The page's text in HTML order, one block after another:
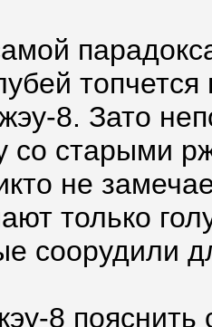
8. Зато
со старыми
не
только
соорудили
8 пояснить